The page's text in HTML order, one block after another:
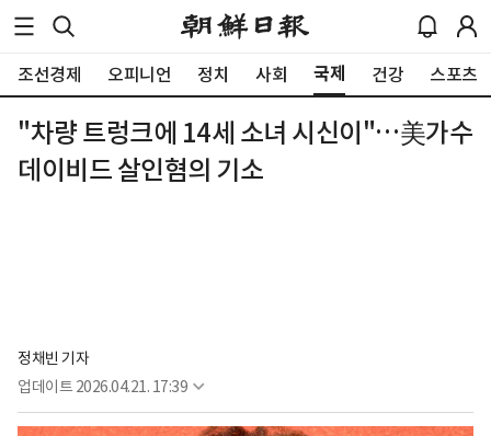
조선경제 오피니언 정치 사회 국제 건강 스포츠
"차량 트렁크에 14세 소녀 시신이"…美가수
데이비드 살인혐의 기소
정채빈 기자
업데이트 2026.04.21. 17:39